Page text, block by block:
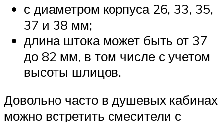
с диаметром корпуса 26, 33, 35,
37 и 38 мм;
длина штока может быть от 37
до 82 мм, в том числе с учетом
высоты шлицов.
Довольно часто в душевых кабинах
можно встретить смесители с